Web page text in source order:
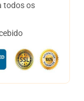
todos os